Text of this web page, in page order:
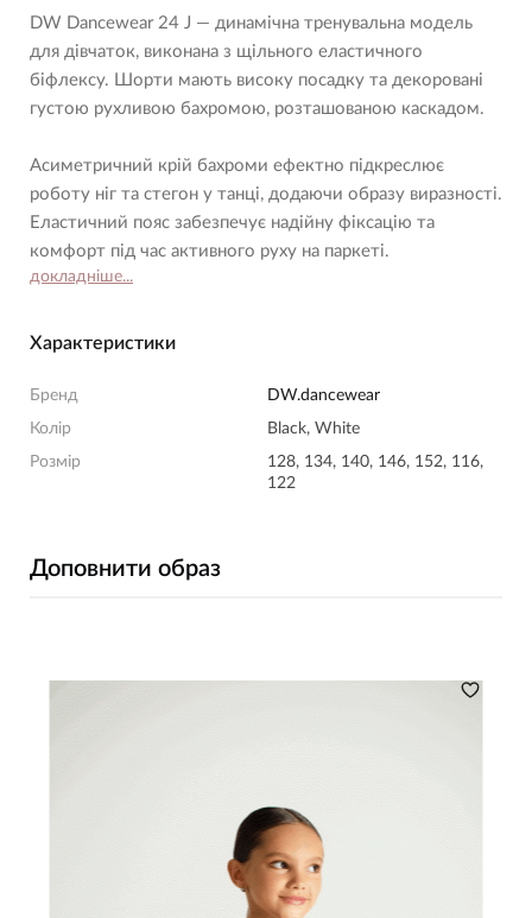
DW Dancewear 24 J — динамічна тренувальна модель
для дівчаток, виконана з щільного еластичного
біфлексу. Шорти мають високу посадку та декоровані
густою рухливою бахромою, розташованою каскадом.
Асиметричний крій бахроми ефектно підкреслює
роботу ніг та стегон у танці, додаючи образу виразності.
Еластичний пояс забезпечує надійну фіксацію та
комфорт під час активного руху на паркеті.
докладніше...
Характеристики
Бренд
DW.dancewear
Колір
Black, White
Розмір
128, 134, 140, 146, 152, 116,
122
Доповнити образ